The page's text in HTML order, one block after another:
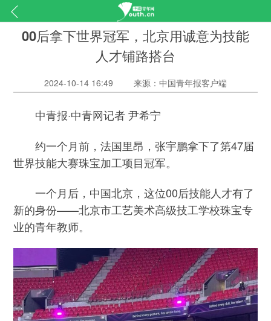
00后拿下世界冠军，北京用诚意为技能
人才铺路搭台
2024-10-14 16:49 来源：中国青年报客户端
中青报·中青网记者 尹希宁
约一个月前，法国里昂，张宇鹏拿下了第47届
世界技能大赛珠宝加工项目冠军。
一个月后，中国北京，这位00后技能人才有了
新的身份——北京市工艺美术高级技工学校珠宝专
业的青年教师。